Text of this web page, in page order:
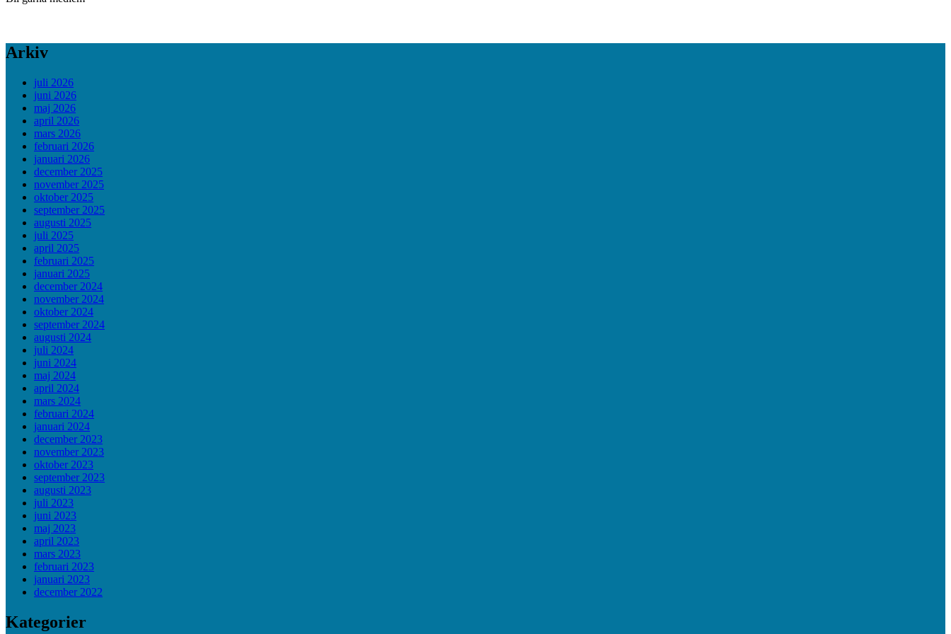
Arkiv
juli 2026
juni 2026
maj 2026
april 2026
mars 2026
februari 2026
januari 2026
december 2025
november 2025
oktober 2025
september 2025
augusti 2025
juli 2025
april 2025
februari 2025
januari 2025
december 2024
november 2024
oktober 2024
september 2024
augusti 2024
juli 2024
juni 2024
maj 2024
april 2024
mars 2024
februari 2024
januari 2024
december 2023
november 2023
oktober 2023
september 2023
augusti 2023
juli 2023
juni 2023
maj 2023
april 2023
mars 2023
februari 2023
januari 2023
december 2022
Kategorier